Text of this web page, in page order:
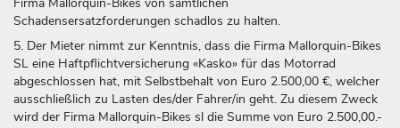
Schadensersatzforderungen schadlos zu halten.
5. Der Mieter nimmt zur Kenntnis, dass die Firma Mallorquin-Bikes
SL eine Haftpflichtversicherung «Kasko» für das Motorrad
abgeschlossen hat, mit Selbstbehalt von Euro 2.500,00 €, welcher
ausschließlich zu Lasten des/der Fahrer/in geht. Zu diesem Zweck
wird der Firma Mallorquin-Bikes sl die Summe von Euro 2.500,00.-